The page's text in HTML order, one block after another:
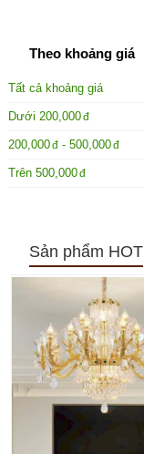
Theo khoảng giá
Tất cả khoảng giá
Dưới 200,000
200,000 - 500,000
Trên 500,000
Sản phẩm HOT